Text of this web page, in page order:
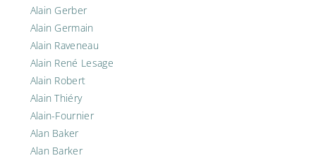
Alain Gerber
Alain Germain
Alain Raveneau
Alain René Lesage
Alain Robert
Alain Thiéry
Alain-Fournier
Alan Baker
Alan Barker